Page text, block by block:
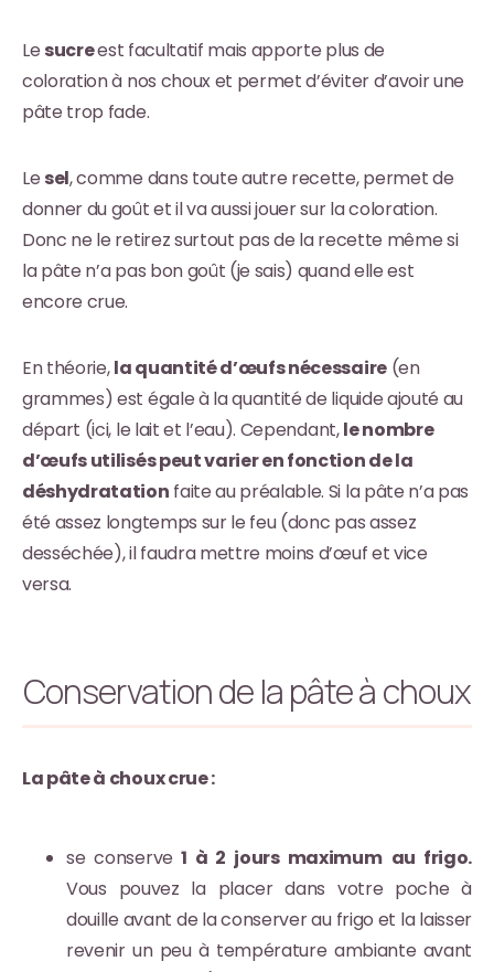
Le sucreest facultatif mais apporte plus de
coloration à nos choux et permet d’éviter d’avoir une
pâte trop fade.
Le sel, comme dans toute autre recette, permet de
donner du goût et il va aussi jouer sur la coloration.
Donc ne le retirez surtout pas de la recette même si
la pâte n’a pas bon goût (je sais) quand elle est
encore crue.
En théorie,la quantité d’œufs nécessaire(en
grammes) est égale à la quantité de liquide ajouté au
départ (ici, le lait et l’eau). Cependant,le nombre
d’œufs utilisés peut varier en fonction de la
déshydratation faite au préalable. Si la pâte n’a pas
été assez longtemps sur le feu (donc pas assez
desséchée), il faudra mettre moins d’œuf et vice
versa.
Conservation de la pâte à choux
La pâte à choux crue :
se conserve 1 à 2 jours maximum au frigo.
Vous pouvez la placer dans votre poche à
douille avant de la conserver au frigo et la laisser
revenir un peu à température ambiante avant